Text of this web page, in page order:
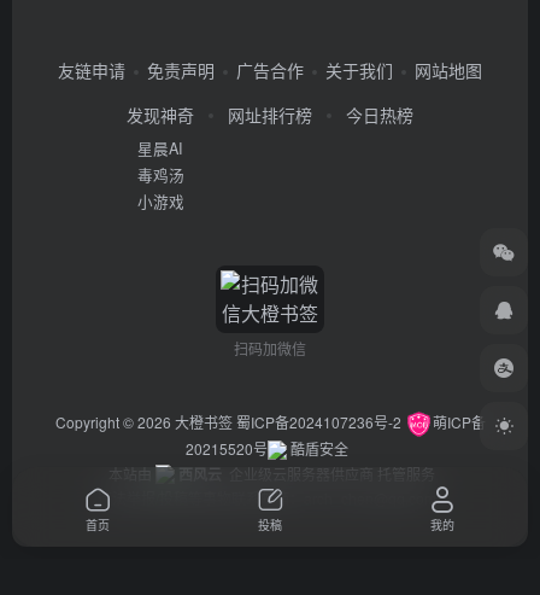
友链申请 免责声明 广告合作 关于我们
网站地图
发现神奇
星晨AI
毒鸡汤
小游戏
网址排行榜 今日热榜
扫码加微信
Copyright © 2026 大橙书签 蜀ICP备2024107236号-2
萌ICP备
20215520号
酷盾安全
本站由
西风云 企业级云服务器供应商 托管服务
违法举报/投稿等事物联系邮箱：arch_chen@qq.com
首页 投稿 我的